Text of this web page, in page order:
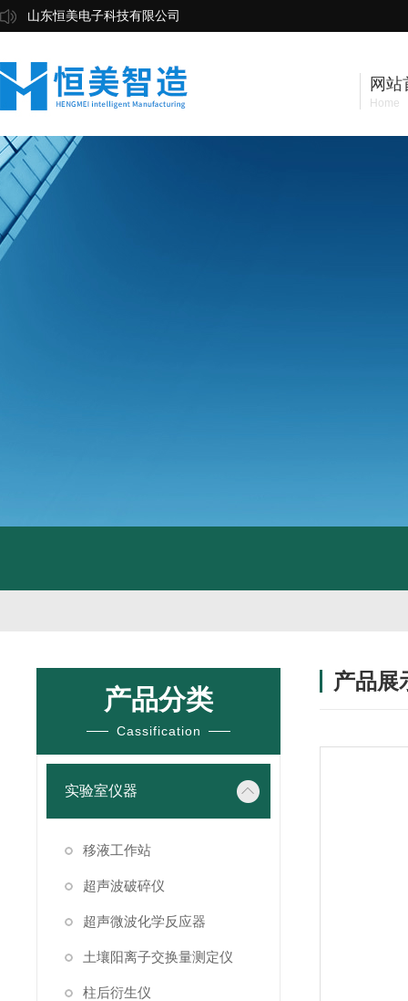
山东恒美电子科技有限公司
网站
Home
产品分类
Cassification
实验室仪器
移液工作站
超声波破碎仪
超声微波化学反应器
土壤阳离子交换量测定仪
柱后衍生仪
产品展